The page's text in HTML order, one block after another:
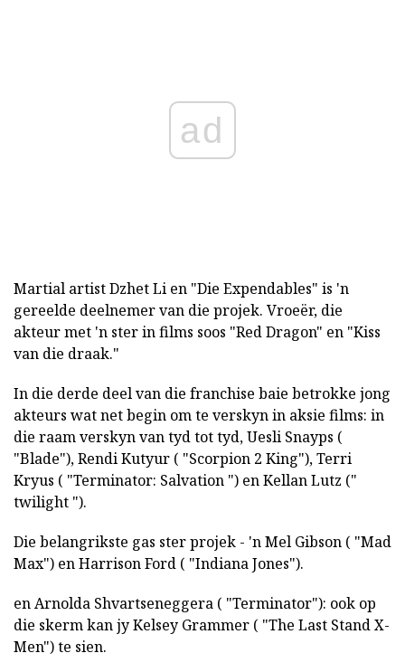
ad
Martial artist Dzhet Li en "Die Expendables" is 'n
gereelde deelnemer van die projek. Vroeër, die
akteur met 'n ster in films soos "Red Dragon" en "Kiss
van die draak."
In die derde deel van die franchise baie betrokke jong
akteurs wat net begin om te verskyn in aksie films: in
die raam verskyn van tyd tot tyd, Uesli Snayps (
"Blade"), Rendi Kutyur ( "Scorpion 2 King"), Terri
Kryus ( "Terminator: Salvation ") en Kellan Lutz ("
twilight ").
Die belangrikste gas ster projek - 'n Mel Gibson ( "Mad
Max") en Harrison Ford ( "Indiana Jones").
en Arnolda Shvartseneggera ( "Terminator"): ook op
die skerm kan jy Kelsey Grammer ( "The Last Stand X-
Men") te sien.